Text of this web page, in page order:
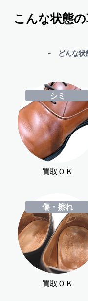
こんな状態
- どんな状
シミ
買取ＯＫ
傷・擦れ
買取ＯＫ